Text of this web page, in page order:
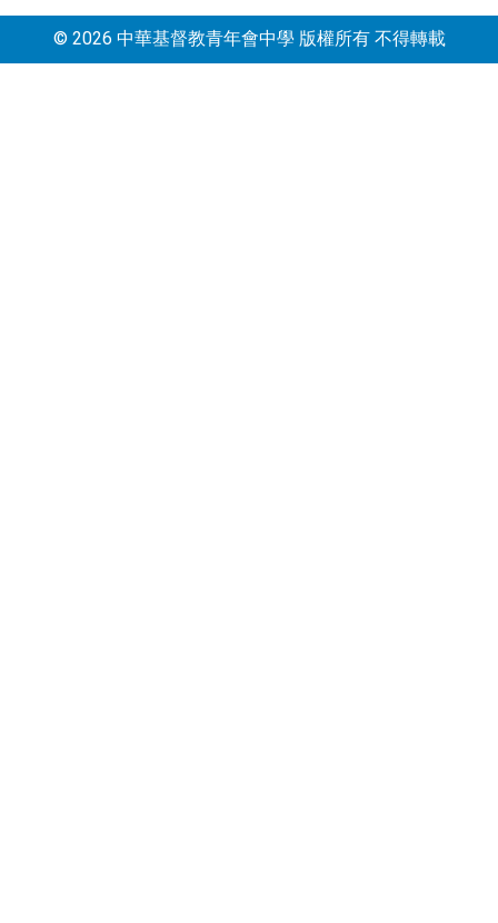
© 2026 中華基督教青年會中學 版權所有 不得轉載